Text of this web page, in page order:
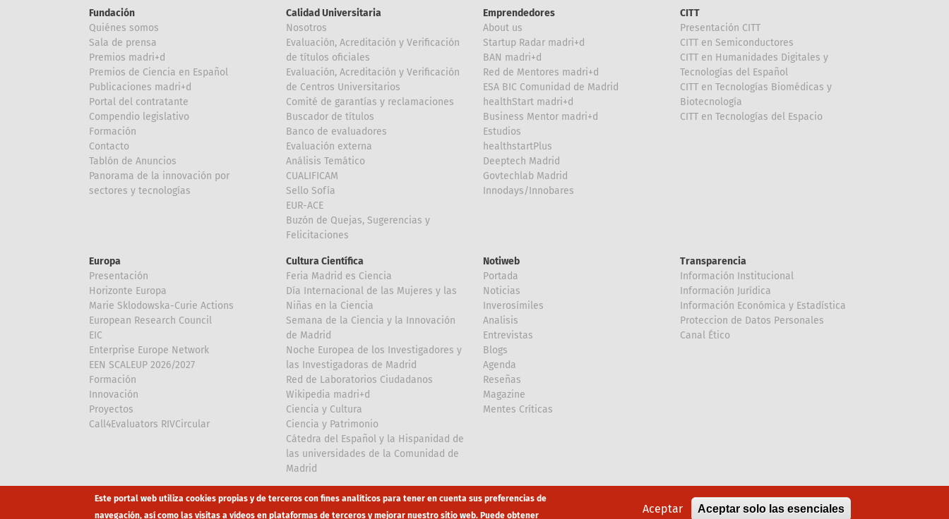
Fundación
Quiénes somos
Sala de prensa
Premios madri+d
Premios de Ciencia en Español
Publicaciones madri+d
Portal del contratante
Compendio legislativo
Formación
Contacto
Tablón de Anuncios
Panorama de la innovación por
sectores y tecnologías
Calidad Universitaria
Nosotros
Evaluación, Acreditación y Verificación
de títulos oficiales
Evaluación, Acreditación y Verificación
de Centros Universitarios
Comité de garantías y reclamaciones
Buscador de títulos
Banco de evaluadores
Evaluación externa
Análisis Temático
CUALIFICAM
Sello Sofía
EUR-ACE
Buzón de Quejas, Sugerencias y
Felicitaciones
Emprendedores
About us
Startup Radar madri+d
BAN madri+d
Red de Mentores madri+d
ESA BIC Comunidad de Madrid
healthStart madri+d
Business Mentor madri+d
Estudios
healthstartPlus
Deeptech Madrid
Govtechlab Madrid
Innodays/Innobares
CITT
Presentación CITT
CITT en Semiconductores
CITT en Humanidades Digitales y
Tecnologías del Español
CITT en Tecnologías Biomédicas y
Biotecnología
CITT en Tecnologías del Espacio
Europa
Presentación
Horizonte Europa
Marie Sklodowska-Curie Actions
European Research Council
EIC
Enterprise Europe Network
EEN SCALEUP 2026/2027
Formación
Innovación
Proyectos
Call4Evaluators RIVCircular
Cultura Científica
Feria Madrid es Ciencia
Día Internacional de las Mujeres y las
Niñas en la Ciencia
Semana de la Ciencia y la Innovación
de Madrid
Noche Europea de los Investigadores y
las Investigadoras de Madrid
Red de Laboratorios Ciudadanos
Wikipedia madri+d
Ciencia y Cultura
Ciencia y Patrimonio
Cátedra del Español y la Hispanidad de
las universidades de la Comunidad de
Madrid
Notiweb
Portada
Noticias
Inverosímiles
Analisis
Entrevistas
Blogs
Agenda
Reseñas
Magazine
Mentes Críticas
Transparencia
Información Institucional
Información Jurídica
Información Económica y Estadística
Proteccion de Datos Personales
Canal Ético
Array Array
Este portal web utiliza cookies propias y de terceros con fines analíticos para tener en cuenta sus preferencias de
navegación, así como las visitas a vídeos en plataformas de terceros y mejorar nuestro sitio web. Puede obtener
Aceptar Aceptar solo las esenciales